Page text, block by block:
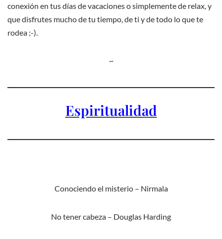
conexión en tus días de vacaciones o simplemente de relax, y
que disfrutes mucho de tu tiempo, de ti y de todo lo que te
rodea ;-).
~
Espiritualidad
Conociendo el misterio – Nirmala
No tener cabeza – Douglas Harding